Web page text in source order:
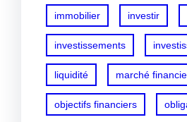
immobilier investir
investissements
liquidité marché
objectifs financiers